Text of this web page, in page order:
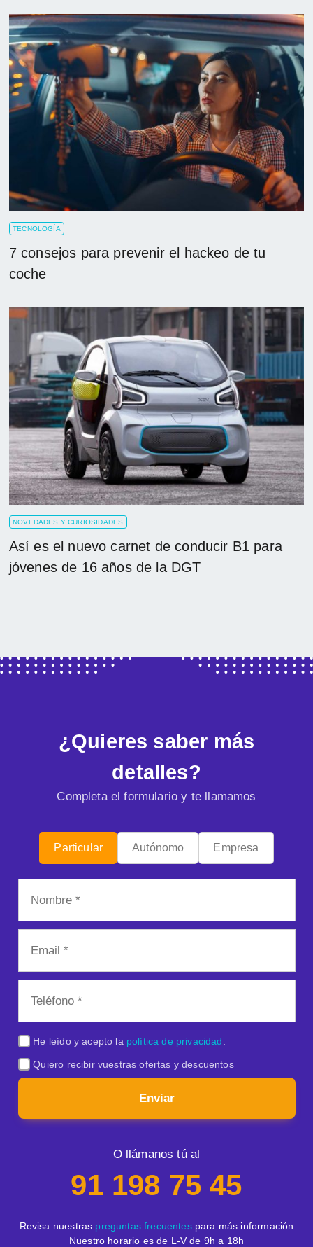
TECNOLOGÍA
7 consejos para prevenir el hackeo de tu
coche
NOVEDADES Y CURIOSIDADES
Así es el nuevo carnet de conducir B1 para
jóvenes de 16 años de la DGT
¿Quieres saber más
detalles?
Completa el formulario y te llamamos
Particular Autónomo Empresa
He leído y acepto la política de privacidad
Quiero recibir vuestras ofertas y descuentos
Enviar
O llámanos tú al
91 198 75 45
Revisa nuestras preguntas frecuentespara más información
Nuestro horario es de L-V de 9h a 18h